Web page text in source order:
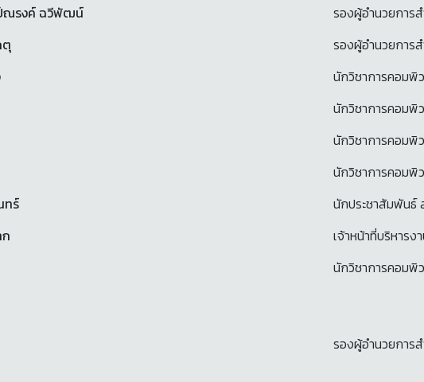
ณรงค์ ฉวีพัฒน์
รองผู้อำนวยการ
ตุ
รองผู้อำนวยการ
นักวิชาการคอมพิ
นักวิชาการคอมพิ
นักวิชาการคอมพิ
นักวิชาการคอมพิ
ทร์
นักประชาสัมพันธ์
เจ้าหน้าที่บริหาร
นักวิชาการคอมพิ
รองผู้อำนวยการ